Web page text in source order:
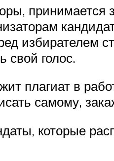
принимается
избирателем
свой голос.
плагиат в
самому,
которые